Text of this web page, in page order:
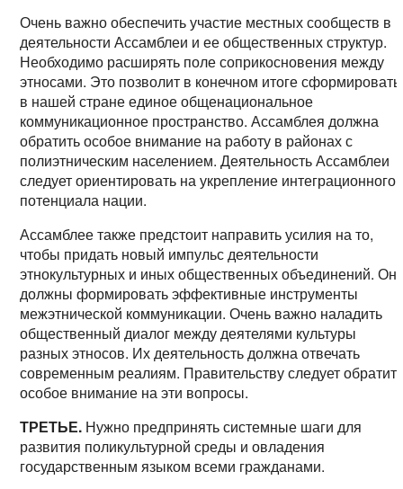
Очень важно обеспечить участие местных сообществ в
деятельности Ассамблеи и ее общественных структур.
Необходимо расширять поле соприкосновения между
этносами. Это позволит в конечном итоге сформировать
в нашей стране единое общенациональное
коммуникационное пространство. Ассамблея должна
обратить особое внимание на работу в районах с
полиэтническим населением. Деятельность Ассамблеи
следует ориентировать на укрепление интеграционного
потенциала нации.
Ассамблее также предстоит направить усилия на то,
чтобы придать новый импульс деятельности
этнокультурных и иных общественных объединений.
должны формировать эффективные инструменты
межэтнической коммуникации. Очень важно наладить
общественный диалог между деятелями культуры
разных этносов. Их деятельность должна отвечать
современным реалиям. Правительству следует
особое внимание на эти вопросы.
ТРЕТЬЕ. Нужно предпринять системные шаги для
развития поликультурной среды и овладения
государственным языком всеми гражданами.